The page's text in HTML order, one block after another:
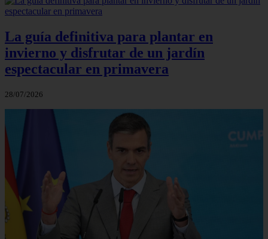
La guía definitiva para plantar en
invierno y disfrutar de un jardín
espectacular en primavera
28/07/2026